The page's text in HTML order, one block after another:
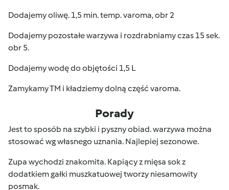
Dodajemy oliwę. 1,5 min. temp. varoma, obr 2
Dodajemy pozostałe warzywa i rozdrabniamy czas 15 sek.
obr 5.
Dodajemy wodę do objętości 1,5 L
Zamykamy TM i kładziemy dolną część varoma.
Porady
Jest to sposób na szybki i pyszny obiad. warzywa można
stosować wg własnego uznania. Najlepiej sezonowe.
Zupa wychodzi znakomita. Kapiący z mięsa sok z
dodatkiem gałki muszkatuowej tworzy niesamowity
posmak.